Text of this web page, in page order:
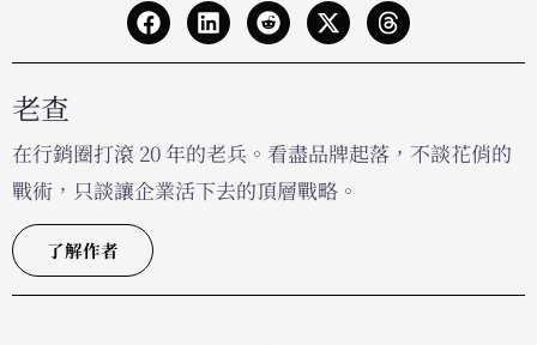
老查
在行銷圈打滾 20 年的老兵。看盡品牌起落，不談花俏的
戰術，只談讓企業活下去的頂層戰略。
了解作者